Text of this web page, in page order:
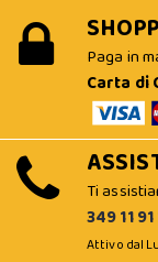
Paga in
Carta di
Ti
349 11
Attivo dal